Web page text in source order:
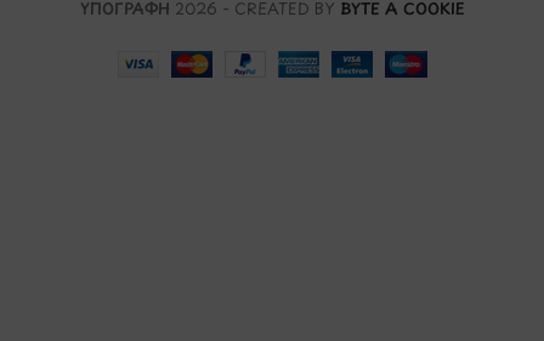
ΥΠΟΓΡΑΦΗ 2026 - CREATED BY BYTE A COOKIE